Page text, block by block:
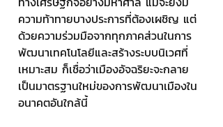
ความท้าทายบางประการที่ต้องเผชิญ แต่
ด้วยความร่วมมือจากทุกภาคส่วนในการ
พัฒนาเทคโนโลยีและสร้างระบบนิเวศที่
เหมาะสม ก็เชื่อว่าเมืองอัจฉริยะจะกลาย
เป็นมาตรฐานใหม่ของการพัฒนาเมืองใน
อนาคตอันใกล้นี้